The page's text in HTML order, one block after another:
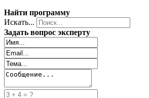
Найти программу
Искать...
Задать вопрос эксперту